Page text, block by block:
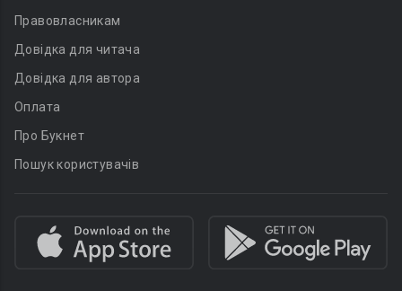
Правовласникам
Довідка для читача
Довідка для автора
Оплата
Про Букнет
Пошук користувачів